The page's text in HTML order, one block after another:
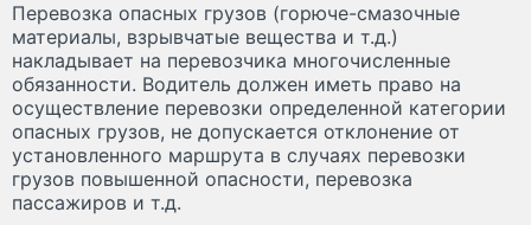
Перевозка опасных грузов (горюче-смазочные
материалы, взрывчатые вещества и т.д.)
накладывает на перевозчика многочисленные
обязанности. Водитель должен иметь право на
осуществление перевозки определенной категории
опасных грузов, не допускается отклонение от
установленного маршрута в случаях перевозки
грузов повышенной опасности, перевозка
пассажиров и т.д.